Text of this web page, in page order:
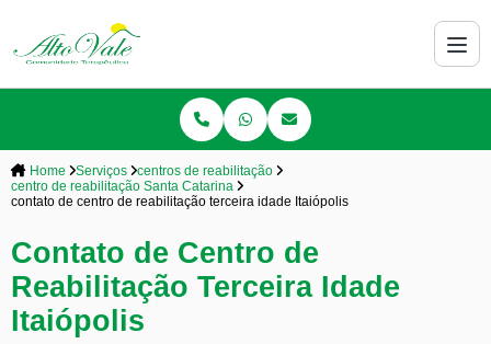
Home Serviços
centros de reabilitação
centro de reabilitação Santa Catarina
contato de centro de reabilitação terceira idade Itaiópolis
Contato de Centro de
Reabilitação Terceira Idade
Itaiópolis